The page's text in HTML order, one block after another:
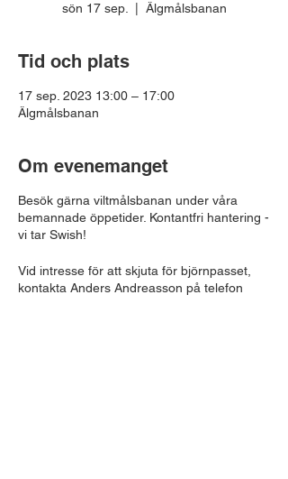
sön 17 sep. Älgmålsbanan
Tid och plats
17 sep. 2023 13:00 – 17:00
Älgmålsbanan
Om evenemanget
Besök gärna viltmålsbanan under våra
bemannade öppetider. Kontantfri hantering -
vi tar Swish!
Vid intresse för att skjuta för björnpasset,
kontakta Anders Andreasson på telefon